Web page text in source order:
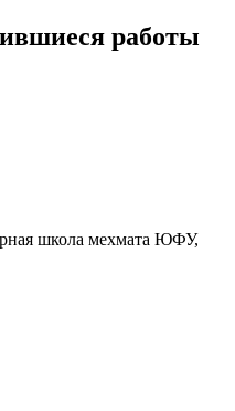
работы
школа мехмата ЮФУ,